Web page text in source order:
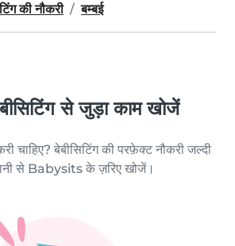
की नौकरी बम्बई
से जुड़ा काम खोजें
चाहिए? बेबीसिटिंग की परफ़ेक्ट नौकरी जल्दी
से Babysits के ज़रिए खोजें।